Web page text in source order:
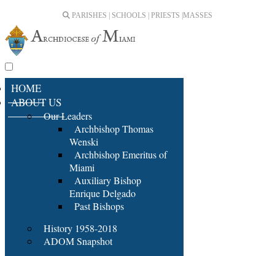
PARISHES | SCHOOLS | PRIESTS | MASSES
HOME
ABOUT US
Our Leaders
Archbishop Thomas
Wenski
Archbishop Emeritus of
Miami
Auxiliary Bishop
Enrique Delgado
Past Bishops
History 1958-2018
ADOM Snapshot